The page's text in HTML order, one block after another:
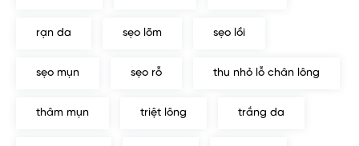
rạn da sẹo lõm sẹo lồi
sẹo mụn sẹo rỗ thu nhỏ lỗ chân lông
thâm mụn triệt lông trắng da